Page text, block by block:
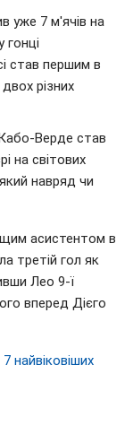
уже 7 м'ячів на
гонці
став першим в
різних
Верде став
на світових
навряд чи
асистентом в
третій гол як
Лео 9-ї
вперед Дієго
найвіковіших